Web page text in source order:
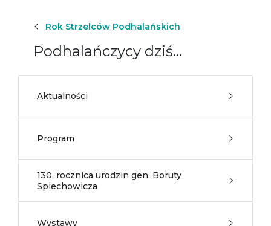
Rok Strzelców Podhalańskich
Podhalańczycy dziś...
Aktualności
Program
130. rocznica urodzin gen. Boruty
Spiechowicza
Wystawy